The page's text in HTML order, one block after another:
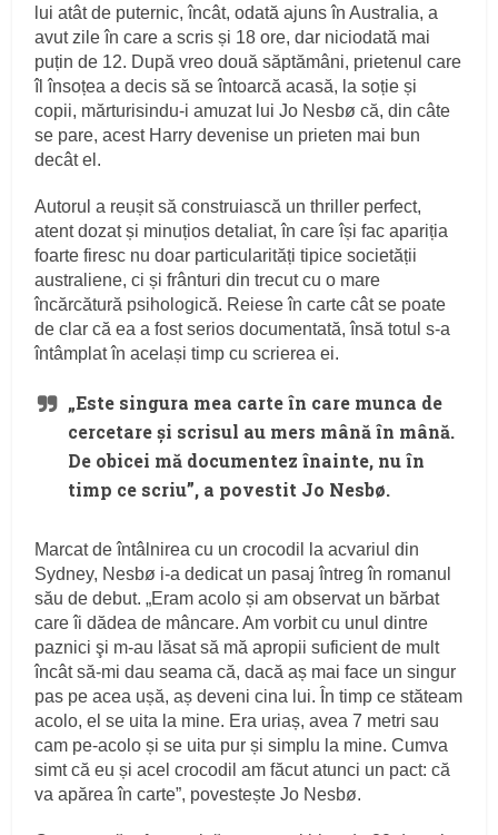
lui atât de puternic, încât, odată ajuns în Australia, a
avut zile în care a scris și 18 ore, dar niciodată mai
puțin de 12. După vreo două săptămâni, prietenul care
îl însoțea a decis să se întoarcă acasă, la soție și
copii, mărturisindu-i amuzat lui Jo Nesbø că, din câte
se pare, acest Harry devenise un prieten mai bun
decât el.
Autorul a reușit să construiască un thriller perfect,
atent dozat și minuțios detaliat, în care își fac apariția
foarte firesc nu doar particularități tipice societății
australiene, ci și frânturi din trecut cu o mare
încărcătură psihologică. Reiese în carte cât se poate
de clar că ea a fost serios documentată, însă totul s-a
întâmplat în același timp cu scrierea ei.
„Este singura mea carte în care munca de
cercetare și scrisul au mers mână în mână.
De obicei mă documentez înainte, nu în
timp ce scriu”, a povestit Jo Nesbø.
Marcat de întâlnirea cu un crocodil la acvariul din
Sydney, Nesbø i-a dedicat un pasaj întreg în romanul
său de debut. „Eram acolo și am observat un bărbat
care îi dădea de mâncare. Am vorbit cu unul dintre
paznici şi m-au lăsat să mă apropii suficient de mult
încât să-mi dau seama că, dacă aș mai face un singur
pas pe acea ușă, aș deveni cina lui. În timp ce stăteam
acolo, el se uita la mine. Era uriaș, avea 7 metri sau
cam pe-acolo și se uita pur și simplu la mine. Cumva
simt că eu și acel crocodil am făcut atunci un pact: că
va apărea în carte”, povestește Jo Nesbø.